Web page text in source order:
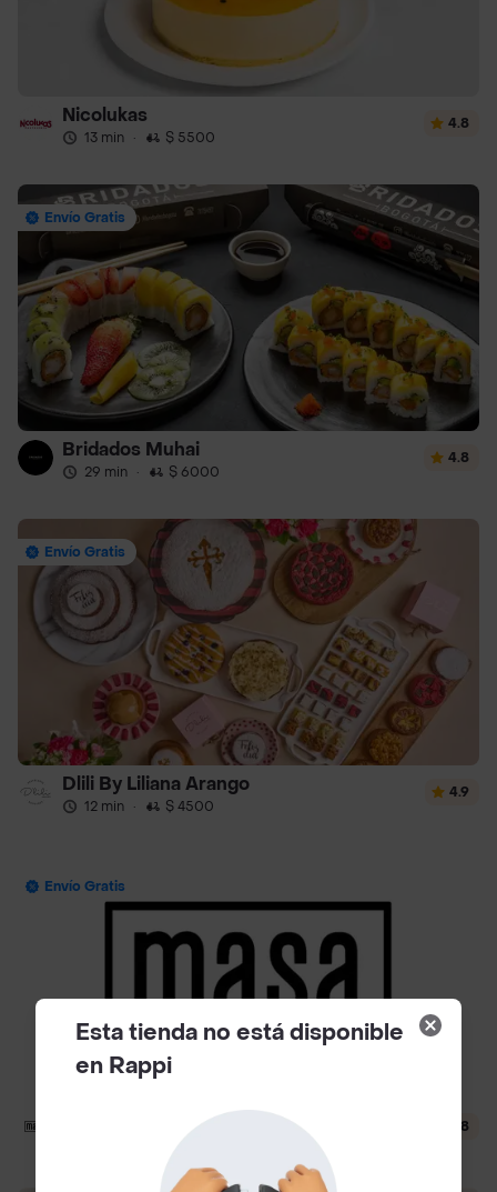
Nicolukas
13 min · $ 5500
4.8
Envío Gratis
Bridados Muhai
29 min · $ 6000
4.8
Envío Gratis
Dlili By Liliana Arango
12 min · $ 4500
4.9
Envío Gratis
$ 4000
4.8
Esta tienda no está disponible
en Rappi